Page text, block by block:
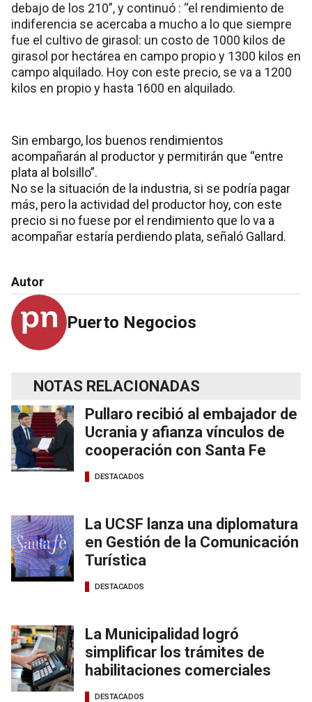
debajo de los 210”, y continuó : “el rendimiento de
indiferencia se acercaba a mucho a lo que siempre
fue el cultivo de girasol: un costo de 1000 kilos de
girasol por hectárea en campo propio y 1300 kilos en
campo alquilado. Hoy con este precio, se va a 1200
kilos en propio y hasta 1600 en alquilado.
Sin embargo, los buenos rendimientos
acompañarán al productor y permitirán que “entre
plata al bolsillo”.
No se la situación de la industria, si se podría pagar
más, pero la actividad del productor hoy, con este
precio si no fuese por el rendimiento que lo va a
acompañar estaría perdiendo plata, señaló Gallard.
Autor
Puerto Negocios
NOTAS RELACIONADAS
Pullaro recibió al embajador de
Ucrania y afianza vínculos de
cooperación con Santa Fe
DESTACADOS
La UCSF lanza una diplomatura
en Gestión de la Comunicación
Turística
DESTACADOS
La Municipalidad logró
simplificar los trámites de
habilitaciones comerciales
DESTACADOS